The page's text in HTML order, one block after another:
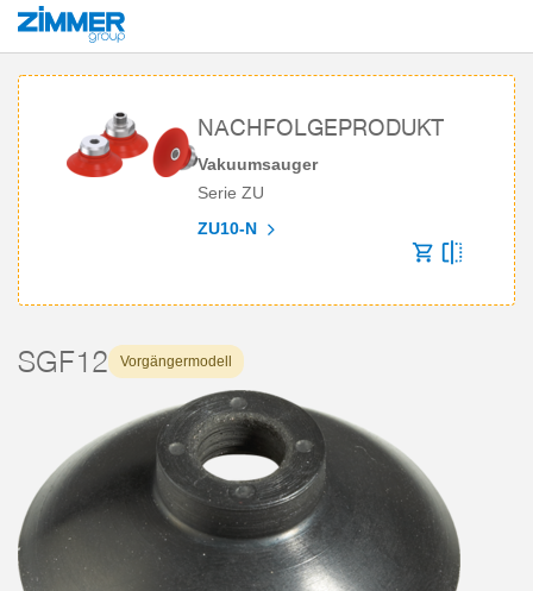
Start Produkte
NACHFOLGEPRODUKT
Vakuumsauger
Serie ZU
ZU10-N
SGF12 Vorgängermodell